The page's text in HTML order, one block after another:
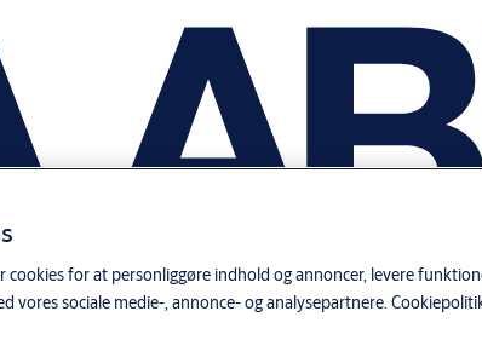
cookies for at personliggøre indhold og annoncer, levere
vores sociale medie-, annonce- og analysepartnere.